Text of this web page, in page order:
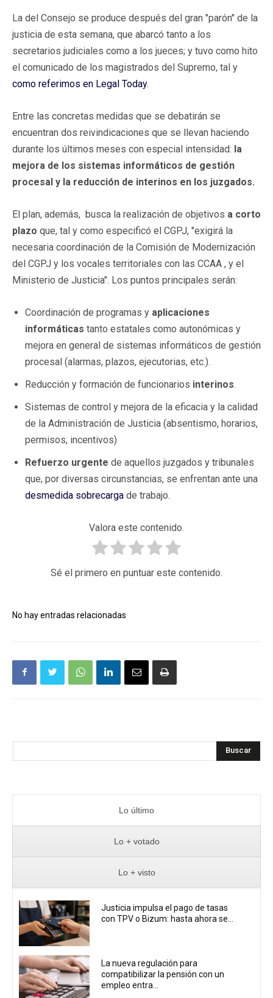
La del Consejo se produce después del gran "parón" de la
justicia de esta semana, que abarcó tanto a los
secretarios judiciales como a los jueces; y tuvo como hito
el comunicado de los magistrados del Supremo, tal y
como referimos en Legal Today.
Entre las concretas medidas que se debatirán se
encuentran dos reivindicaciones que se llevan haciendo
durante los últimos meses con especial intensidad: la
mejora de los sistemas informáticos de gestión
procesal y la reducción de interinos en los juzgados.
El plan, además, busca la realización de objetivos a corto
plazo que, tal y como especificó el CGPJ, "exigirá la
necesaria coordinación de la Comisión de Modernización
del CGPJ y los vocales territoriales con las CCAA , y el
Ministerio de Justicia". Los puntos principales serán:
Coordinación de programas y aplicaciones
informáticas tanto estatales como autonómicas y
mejora en general de sistemas informáticos de gestión
procesal (alarmas, plazos, ejecutorias, etc.).
Reducción y formación de funcionarios interinos.
Sistemas de control y mejora de la eficacia y la calidad
de la Administración de Justicia (absentismo, horarios,
permisos, incentivos)
Refuerzo urgente de aquellos juzgados y tribunales
que, por diversas circunstancias, se enfrentan ante una
desmedida sobrecarga de trabajo.
Valora este contenido.
Sé el primero en puntuar este contenido.
No hay entradas relacionadas
Buscar
Lo último
Lo + votado
Lo + visto
Justicia impulsa el pago de tasas
con TPV o Bizum: hasta ahora se...
La nueva regulación para
compatibilizar la pensión con un
empleo entra...